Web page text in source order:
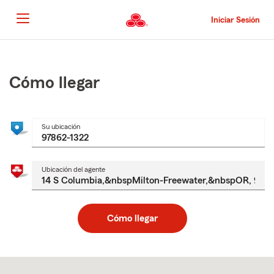
al
contenido
principal
Iniciar Sesión
principal
Cómo llegar
Su ubicación
Ubicación del agente
Cómo llegar
to